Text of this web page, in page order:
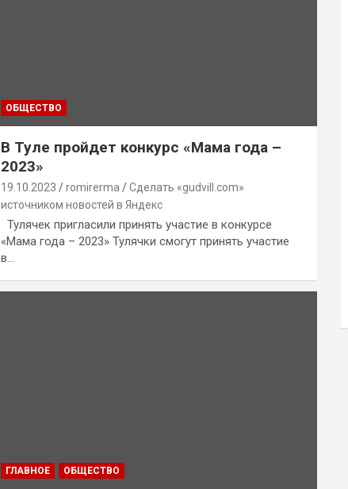
ОБЩЕСТВО
В Туле пройдет конкурс «Мама года –
2023»
19.10.2023 romirerma
Сделать «gudvill.com»
источником новостей в Яндекс
Тулячек пригласили принять участие в конкурсе
«Мама года – 2023» Тулячки смогут принять участие
в…
ГЛАВНОЕ ОБЩЕСТВО